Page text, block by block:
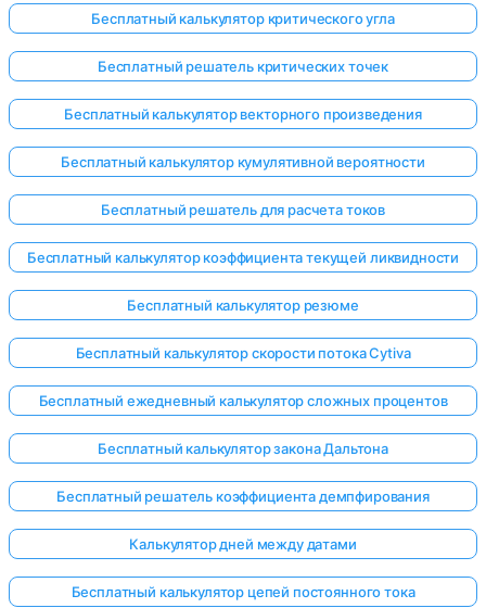
Бесплатный калькулятор критического угла
Бесплатный решатель критических точек
Бесплатный калькулятор векторного произведения
Бесплатный калькулятор кумулятивной вероятности
Бесплатный решатель для расчета токов
Бесплатный калькулятор коэффициента текущей ликвидности
Бесплатный калькулятор резюме
Бесплатный калькулятор скорости потока Cytiva
Бесплатный ежедневный калькулятор сложных процентов
Бесплатный калькулятор закона Дальтона
Бесплатный решатель коэффициента демпфирования
Калькулятор дней между датами
Бесплатный калькулятор цепей постоянного тока